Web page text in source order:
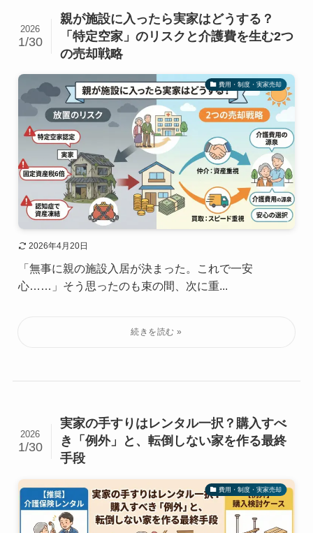
親が施設に入ったら実家はどうする？
「特定空家」のリスクと介護費を生む2つ
の売却戦略
2026
1/30
費用・制度・実家売却
2026年4月20日
「無事に親の施設入居が決まった。これで一安
心……」そう思ったのも束の間、次に重...
実家の手すりはレンタル一択？購入すべ
き「例外」と、転倒しない家を作る最終
手段
2026
1/30
費用・制度・実家売却